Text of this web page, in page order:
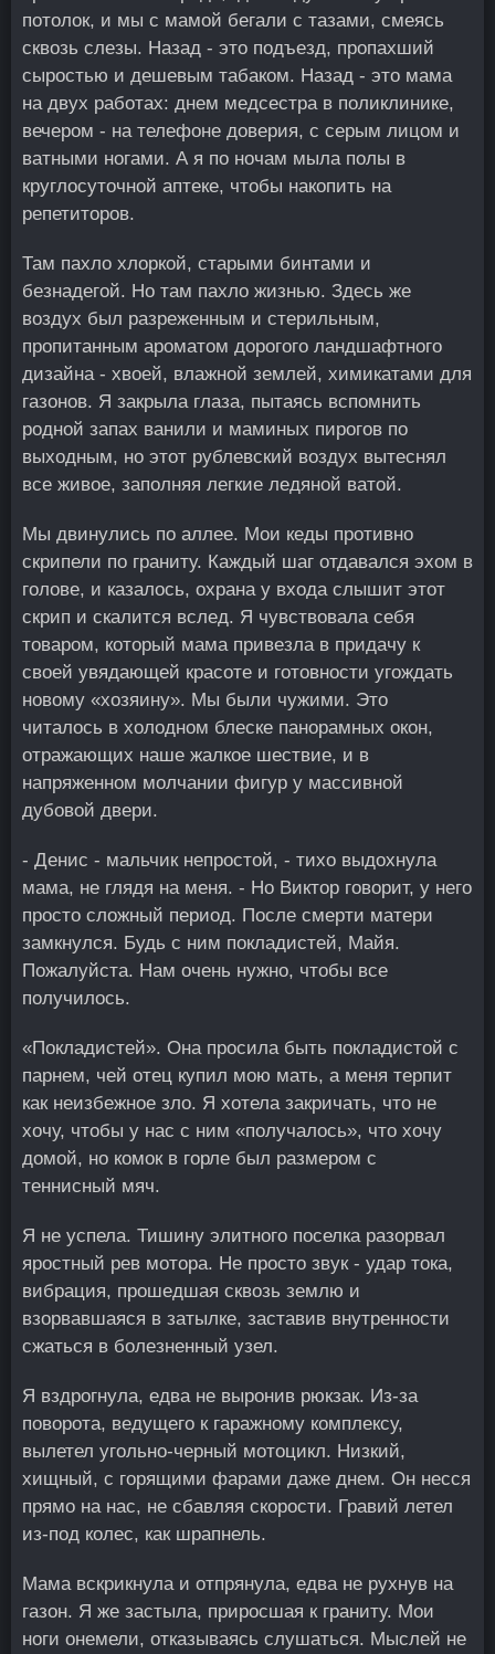
потолок, и мы с мамой бегали с тазами, смеясь
сквозь слезы. Назад - это подъезд, пропахший
сыростью и дешевым табаком. Назад - это мама
на двух работах: днем медсестра в поликлинике,
вечером - на телефоне доверия, с серым лицом и
ватными ногами. А я по ночам мыла полы в
круглосуточной аптеке, чтобы накопить на
репетиторов.
Там пахло хлоркой, старыми бинтами и
безнадегой. Но там пахло жизнью. Здесь же
воздух был разреженным и стерильным,
пропитанным ароматом дорогого ландшафтного
дизайна - хвоей, влажной землей, химикатами для
газонов. Я закрыла глаза, пытаясь вспомнить
родной запах ванили и маминых пирогов по
выходным, но этот рублевский воздух вытеснял
все живое, заполняя легкие ледяной ватой.
Мы двинулись по аллее. Мои кеды противно
скрипели по граниту. Каждый шаг отдавался эхом в
голове, и казалось, охрана у входа слышит этот
скрип и скалится вслед. Я чувствовала себя
товаром, который мама привезла в придачу к
своей увядающей красоте и готовности угождать
новому «хозяину». Мы были чужими. Это
читалось в холодном блеске панорамных окон,
отражающих наше жалкое шествие, и в
напряженном молчании фигур у массивной
дубовой двери.
- Денис - мальчик непростой, - тихо выдохнула
мама, не глядя на меня. - Но Виктор говорит, у него
просто сложный период. После смерти матери
замкнулся. Будь с ним покладистей, Майя.
Пожалуйста. Нам очень нужно, чтобы все
получилось.
«Покладистей». Она просила быть покладистой с
парнем, чей отец купил мою мать, а меня терпит
как неизбежное зло. Я хотела закричать, что не
хочу, чтобы у нас с ним «получалось», что хочу
домой, но комок в горле был размером с
теннисный мяч.
Я не успела. Тишину элитного поселка разорвал
яростный рев мотора. Не просто звук - удар тока,
вибрация, прошедшая сквозь землю и
взорвавшаяся в затылке, заставив внутренности
сжаться в болезненный узел.
Я вздрогнула, едва не выронив рюкзак. Из-за
поворота, ведущего к гаражному комплексу,
вылетел угольно-черный мотоцикл. Низкий,
хищный, с горящими фарами даже днем. Он несся
прямо на нас, не сбавляя скорости. Гравий летел
из-под колес, как шрапнель.
Мама вскрикнула и отпрянула, едва не рухнув на
газон. Я же застыла, приросшая к граниту. Мои
ноги онемели, отказываясь слушаться. Мыслей не